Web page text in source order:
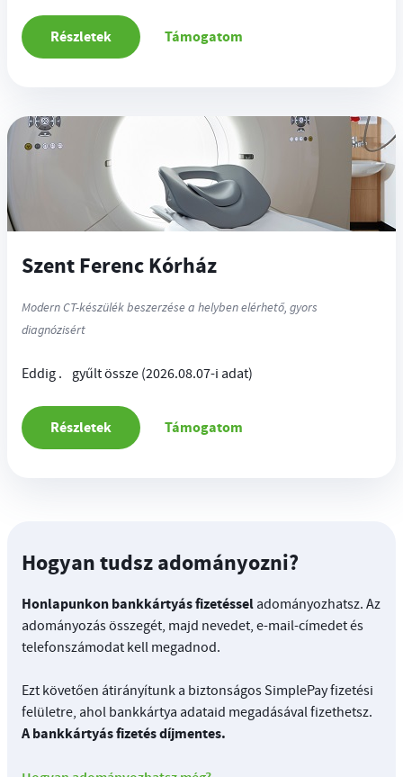
Részletek Támogatom
Szent Ferenc Kórház
Modern CT-készülék beszerzése a helyben elérhető, gyors
diagnózisért
Eddig . gyűlt össze (2026.08.07-i adat)
Részletek Támogatom
Hogyan tudsz adományozni?
Honlapunkon bankkártyás fizetéssel adományozhatsz. Az
adományozás összegét, majd nevedet, e-mail-címedet és
telefonszámodat kell megadnod.
Ezt követően átirányítunk a biztonságos SimplePay fizetési
felületre, ahol bankkártya adataid megadásával fizethetsz.
A bankkártyás fizetés díjmentes.